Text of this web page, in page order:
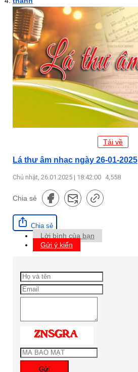
Tải về
Lá thư âm nhạc ngày 26-01-2025
Chủ nhật, 26.01.2025 | 18:42:00 4,558
Chia sẻ
Chia sẻ
Lời bình của bạn
Gửi ý kiến
Gửi